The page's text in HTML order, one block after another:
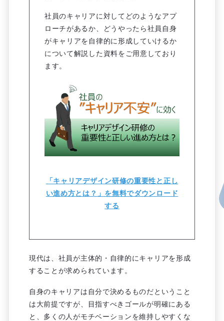
社員のキャリアに対してどのようなアプ
ローチがあるか、どうやったら社員自身
がキャリアを自律的に形成していけるか
について解説した資料をご用意しており
ます。
「キャリアデザイン研修の重要性と正し
い進め方とは？」を無料でダウンロード
する
現代は、社員が主体的・自律的にキャリアを形成
することが求められています。
自身のキャリアは自分で決めるものだということ
は大前提ですが、目指すべきゴールが明確にある
と、多くの人がモチベーションを維持しやすくな